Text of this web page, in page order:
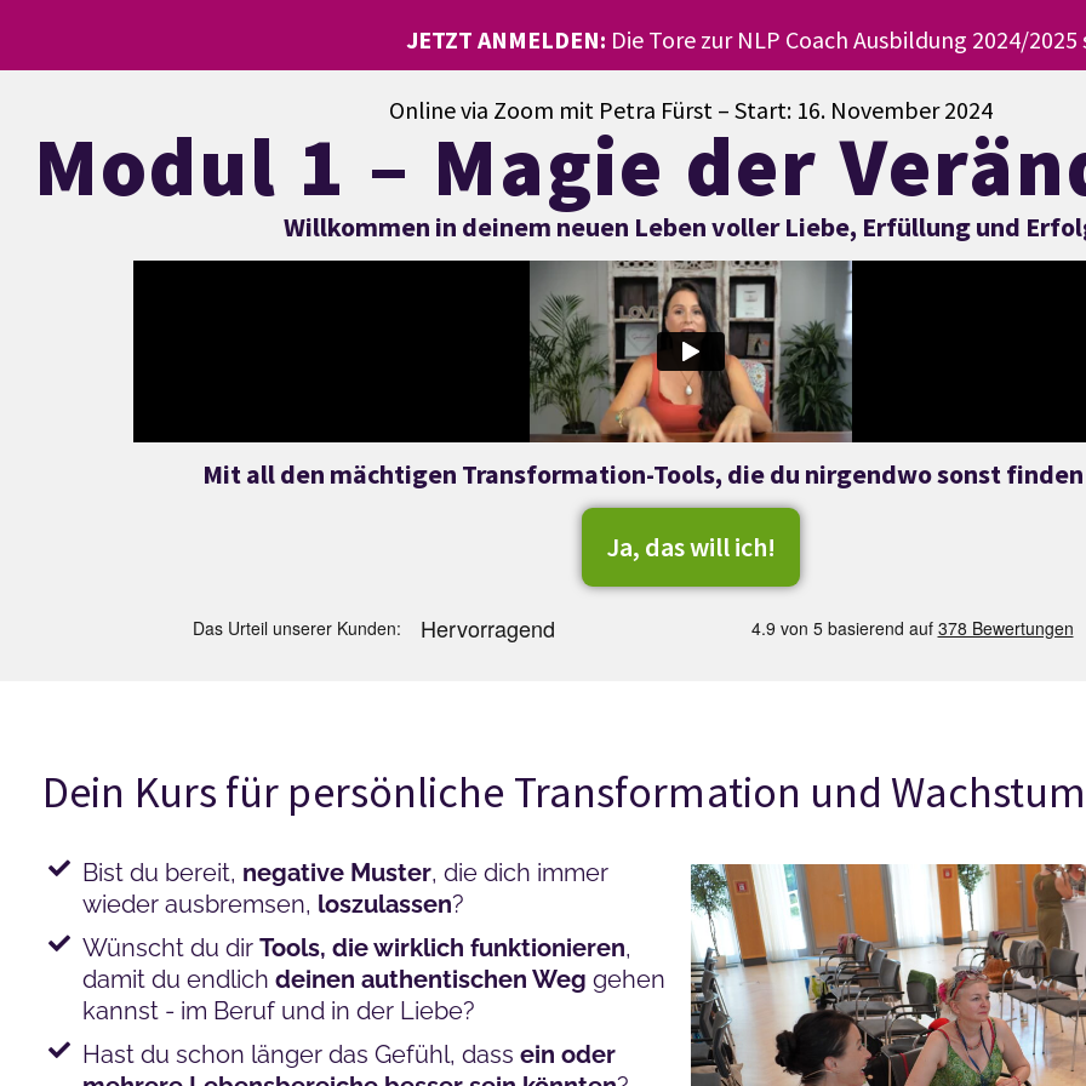
JETZT ANMELDEN: Die Tore zur NLP Coach Ausbildung 2024/
Online via Zoom mit Petra Fürst – Start: 16. November 2024
Modul 1 – Magie der
Willkommen in deinem neuen Leben voller Liebe, Erfüllung und
Mit all den mächtigen Transformation-Tools, die du nirgendwo sonst
Ja, das will ich!
Dein Kurs für persönliche Transformation und Wachstum
Bist du bereit, negative Muster, die dich immer
wieder ausbremsen, loszulassen?
Wünscht du dir Tools, die wirklich funktionieren,
damit du endlich deinen authentischen Weg gehen
kannst - im Beruf und in der Liebe?
Hast du schon länger das Gefühl, dass ein oder